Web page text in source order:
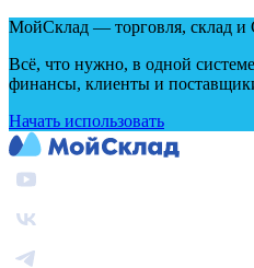
МойСклад — торговля, склад и
Всё, что нужно, в одной
финансы, клиенты и
Начать использовать